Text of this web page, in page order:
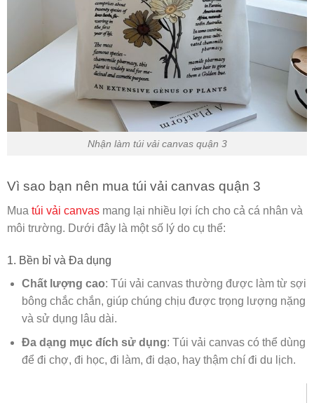
Nhận làm túi vải canvas quận 3
Vì sao bạn nên mua túi vải canvas quận 3
Mua túi vải canvas mang lại nhiều lợi ích cho cả cá nhân và
môi trường. Dưới đây là một số lý do cụ thể:
1. Bền bỉ và Đa dụng
Chất lượng cao: Túi vải canvas thường được làm từ sợi
bông chắc chắn, giúp chúng chịu được trọng lượng nặng
và sử dụng lâu dài.
Đa dạng mục đích sử dụng: Túi vải canvas có thể dùng
để đi chợ, đi học, đi làm, đi dạo, hay thậm chí đi du lịch.